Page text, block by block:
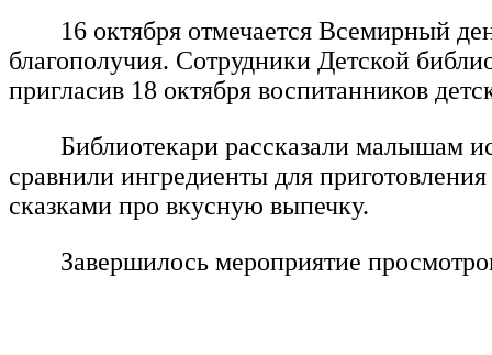
16 октября отмечается Всемирный
благополучия. Сотрудники Детской
пригласив 18 октября воспитанников
Библиотекари рассказали малышам
сравнили ингредиенты для
сказками про вкусную выпечку.
Завершилось мероприятие